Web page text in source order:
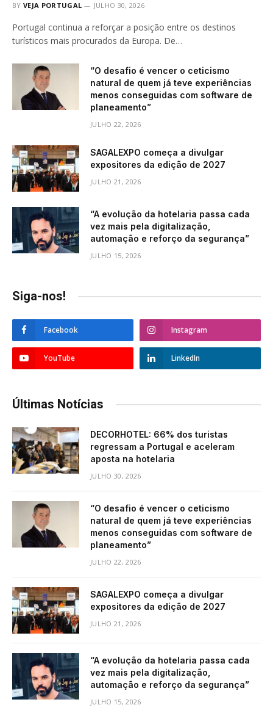
BY VEJA PORTUGAL JULHO 30, 2026
Portugal continua a reforçar a posição entre os destinos
turísticos mais procurados da Europa. De…
“O desafio é vencer o ceticismo
natural de quem já teve experiências
menos conseguidas com software de
planeamento”
JULHO 22, 2026
SAGALEXPO começa a divulgar
expositores da edição de 2027
JULHO 21, 2026
“A evolução da hotelaria passa cada
vez mais pela digitalização,
automação e reforço da segurança”
JULHO 15, 2026
Siga-nos!
Facebook Instagram
YouTube LinkedIn
Últimas Notícias
DECORHOTEL: 66% dos turistas
regressam a Portugal e aceleram
aposta na hotelaria
JULHO 30, 2026
“O desafio é vencer o ceticismo
natural de quem já teve experiências
menos conseguidas com software de
planeamento”
JULHO 22, 2026
SAGALEXPO começa a divulgar
expositores da edição de 2027
JULHO 21, 2026
“A evolução da hotelaria passa cada
vez mais pela digitalização,
automação e reforço da segurança”
JULHO 15, 2026